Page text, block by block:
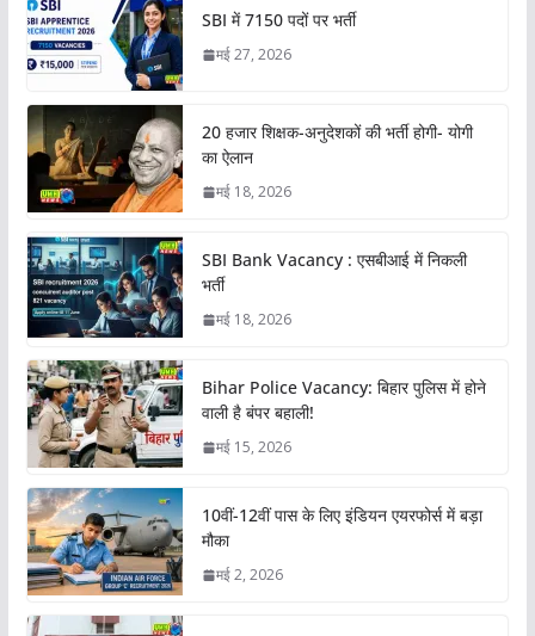
SBI में 7150 पदों पर भर्ती
मई 27, 2026
20 हजार शिक्षक-अनुदेशकों की भर्ती होगी- योगी
का ऐलान
मई 18, 2026
SBI Bank Vacancy : एसबीआई में निकली
भर्ती
मई 18, 2026
Bihar Police Vacancy: बिहार पुलिस में होने
वाली है बंपर बहाली!
मई 15, 2026
10वीं-12वीं पास के लिए इंडियन एयरफोर्स में बड़ा
मौका
मई 2, 2026